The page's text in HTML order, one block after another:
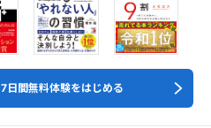
7日間無料体験をはじめる